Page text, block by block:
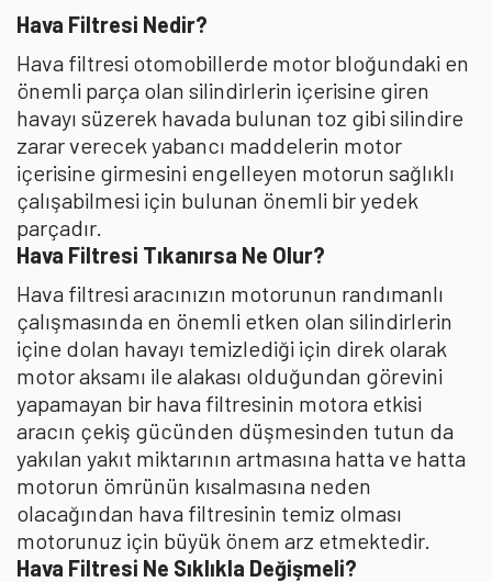
Hava Filtresi Nedir?
Hava filtresi otomobillerde motor bloğundaki en
önemli parça olan silindirlerin içerisine giren
havayı süzerek havada bulunan toz gibi silindire
zarar verecek yabancı maddelerin motor
içerisine girmesini engelleyen motorun sağlıklı
çalışabilmesi için bulunan önemli bir yedek
parçadır.
Hava Filtresi Tıkanırsa Ne Olur?
Hava filtresi aracınızın motorunun randımanlı
çalışmasında en önemli etken olan silindirlerin
içine dolan havayı temizlediği için direk olarak
motor aksamı ile alakası olduğundan görevini
yapamayan bir hava filtresinin motora etkisi
aracın çekiş gücünden düşmesinden tutun da
yakılan yakıt miktarının artmasına hatta ve hatta
motorun ömrünün kısalmasına neden
olacağından hava filtresinin temiz olması
motorunuz için büyük önem arz etmektedir.
Hava Filtresi Ne Sıklıkla Değişmeli?